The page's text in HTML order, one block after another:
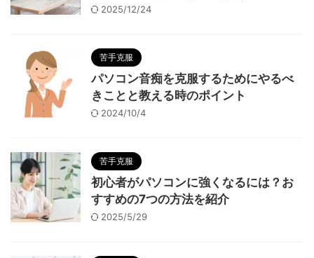
2025/12/24
苦手克服
パソコン音痴を克服するためにやるべ
きことと教える時のポイント
2024/10/4
苦手克服
初心者がパソコンに強くなるには？お
すすめの7つの方法を紹介
2025/5/29